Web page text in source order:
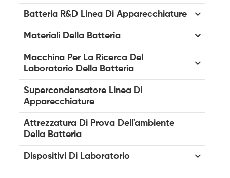
Batteria R&D Linea Di Apparecchiature
Materiali Della Batteria
Macchina Per La Ricerca Del
Laboratorio Della Batteria
Supercondensatore Linea Di
Apparecchiature
Attrezzatura Di Prova Dell'ambiente
Della Batteria
Dispositivi Di Laboratorio